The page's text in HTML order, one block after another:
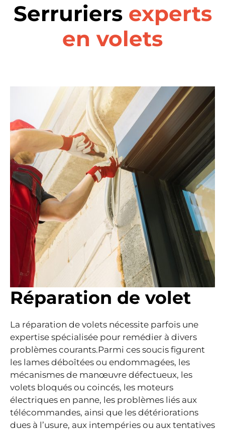
Serruriers experts
en volets
Réparation de volet
La réparation de volets nécessite parfois une
expertise spécialisée pour remédier à divers
problèmes courants.Parmi ces soucis figurent
les lames déboîtées ou endommagées, les
mécanismes de manœuvre défectueux, les
volets bloqués ou coincés, les moteurs
électriques en panne, les problèmes liés aux
télécommandes, ainsi que les détériorations
dues à l’usure, aux intempéries ou aux tentatives